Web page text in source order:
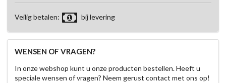
Veilig betalen: bij levering
WENSEN OF VRAGEN?
In onze webshop kunt u onze producten bestellen. Heeft u
speciale wensen of vragen? Neem gerust contact met ons op!